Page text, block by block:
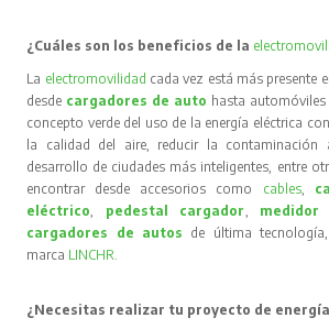
¿Cuáles son los beneficios de la
La electromovilidad cada vez está más presente
desde cargadores de auto hasta automóviles
concepto verde del uso de la energía eléctrica
la calidad del aire, reducir la contaminación
desarrollo de ciudades más inteligentes, entre
encontrar desde accesorios como cables,
eléctrico, pedestal cargador,
cargadores de autos de última
marca LINCHR.
¿Necesitas realizar tu proyecto de